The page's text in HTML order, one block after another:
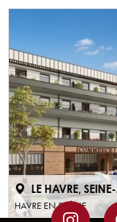
LE HAVRE,
HAVRE EN SCÈNE